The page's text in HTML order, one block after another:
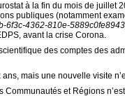
à la fin du mois de
publiques (notamment
6f3c-4362-810e-5889c0fe8943
avant la crise Corona.
des comptes des
mais une nouvelle visite
et Régions